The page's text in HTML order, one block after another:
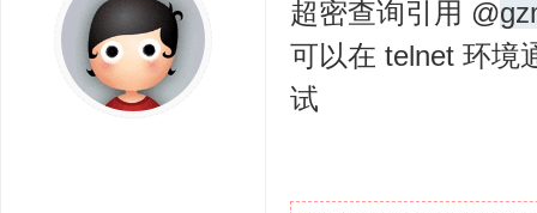
超密查询引用 @
可以在 telnet 环境
试